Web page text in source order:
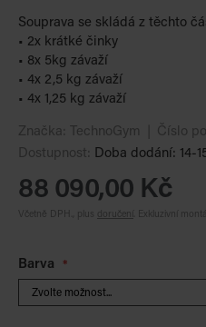
Souprava se skládá z těchto
• 2x krátké činky
• 8x 5kg závaží
• 4x 2,5 kg závaží
• 4x 1,25 kg závaží
Značka: TechnoGym Číslo
Dostupnost: Doba dodání: 14-
88 090,00 Kč
Včetně DPH., plus doručení Exkluzivní
Barva